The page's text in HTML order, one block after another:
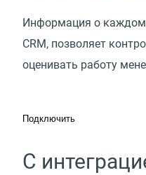
Информация о каждом
CRM, позволяет
оценивать работу
Подключить
С